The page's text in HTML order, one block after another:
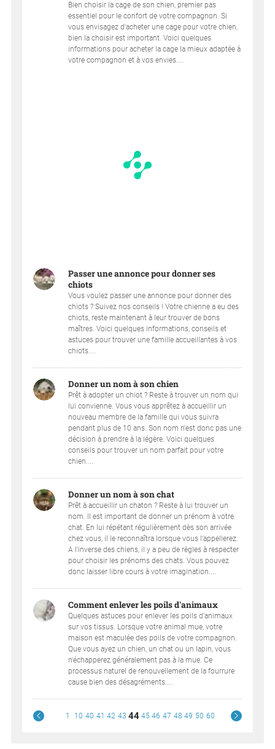
Bien choisir la cage de son chien, premier pas
essentiel pour le confort de votre compagnon. Si
vous envisagez d'acheter une cage pour votre chien,
bien la choisir est important. Voici quelques
informations pour acheter la cage la mieux adaptée à
votre compagnon et à vos envies....
Passer une annonce pour donner ses
chiots
Vous voulez passer une annonce pour donner des
chiots ? Suivez nos conseils ! Votre chienne a eu des
chiots, reste maintenant à leur trouver de bons
maîtres. Voici quelques informations, conseils et
astuces pour trouver une famille accueillantes à vos
chiots....
Donner un nom à son chien
Prêt à adopter un chiot ? Reste à trouver un nom qui
lui convienne. Vous vous apprêtez à accueillir un
nouveau membre de la famille qui vous suivra
pendant plus de 10 ans. Son nom n'est donc pas une
décision à prendre à la légère. Voici quelques
conseils pour trouver un nom parfait pour votre
chien....
Donner un nom à son chat
Prêt à accueillir un chaton ? Reste à lui trouver un
nom. Il est important de donner un prénom à votre
chat. En lui répétant régulièrement dès son arrivée
chez vous, il le reconnaîtra lorsque vous l'appellerez.
A l'inverse des chiens, il y a peu de règles à respecter
pour choisir les prénoms des chats. Vous pouvez
donc laisser libre cours à votre imagination....
Comment enlever les poils d'animaux
Quelques astuces pour enlever les poils d’animaux
sur vos tissus. Lorsque votre animal mue, votre
maison est maculée des poils de votre compagnon.
Que vous ayez un chien, un chat ou un lapin, vous
n'échapperez généralement pas à la mue. Ce
processus naturel de renouvellement de la fourrure
cause bien des désagréments....
1 10 40 41 42 43 44 45 46 47 48 49 50 60